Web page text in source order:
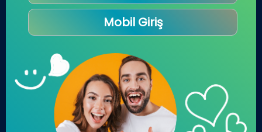
Mobil Giriş